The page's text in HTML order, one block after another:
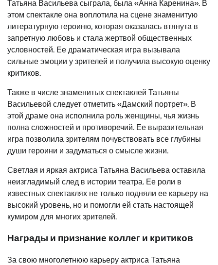
Татьяна Васильева сыграла, была «Анна Каренина». В
этом спектакле она воплотила на сцене знаменитую
литературную героиню, которая оказалась втянута в
запретную любовь и стала жертвой общественных
условностей. Ее драматическая игра вызывала
сильные эмоции у зрителей и получила высокую оценку
критиков.
Также в числе знаменитых спектаклей Татьяны
Васильевой следует отметить «Дамский портрет». В
этой драме она исполнила роль женщины, чья жизнь
полна сложностей и противоречий. Ее выразительная
игра позволила зрителям почувствовать все глубины
души героини и задуматься о смысле жизни.
Светлая и яркая актриса Татьяна Васильева оставила
неизгладимый след в истории театра. Ее роли в
известных спектаклях не только подняли ее карьеру на
высокий уровень, но и помогли ей стать настоящей
кумиром для многих зрителей.
Награды и признание коллег и критиков
За свою многолетнюю карьеру актриса Татьяна